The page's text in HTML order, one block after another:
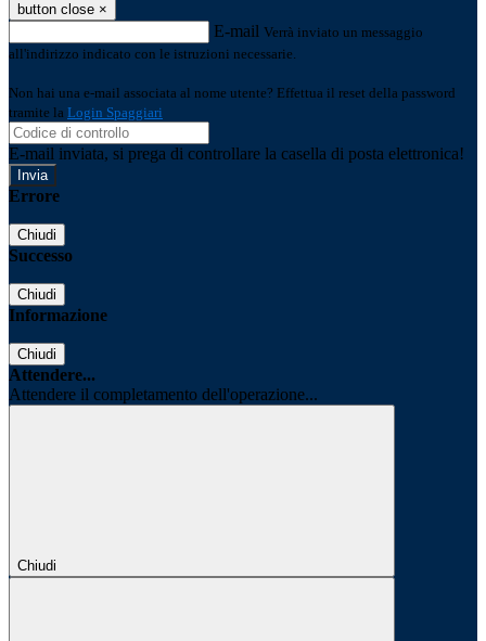
button close ×
E-mail Verrà inviato un messaggio
all'indirizzo indicato con le istruzioni necessarie.
Non hai una e-mail associata al nome utente? Effettua il reset della password
tramite la Login Spaggiari
E-mail inviata, si prega di controllare la casella di posta elettronica!
Errore
Chiudi
Successo
Chiudi
Informazione
Chiudi
Attendere...
Attendere il completamento dell'operazione...
Chiudi